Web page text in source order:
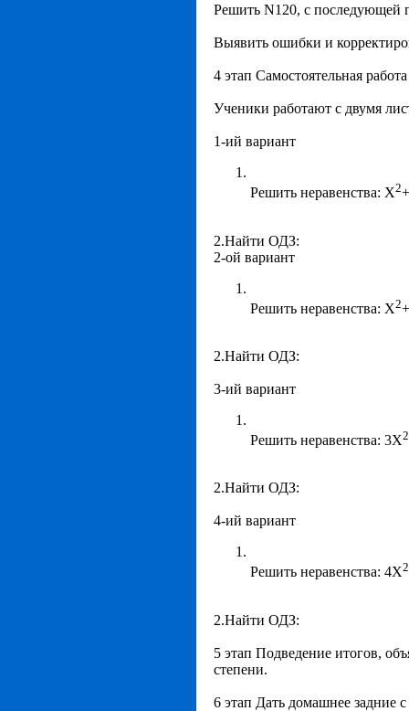
Решить N120, с последующей
Выявить ошибки и
4 этап Самостоятельная
Ученики работают с двумя
1-ий вариант
Решить неравенства: Х2
2.Найти ОДЗ:
2-ой вариант
Решить неравенства: Х2
2.Найти ОДЗ:
3-ий вариант
Решить неравенства: 3Х2
2.Найти ОДЗ:
4-ий вариант
Решить неравенства: 4Х2
2.Найти ОДЗ:
5 этап Подведение итогов,
степени.
6 этап Дать домашнее задние